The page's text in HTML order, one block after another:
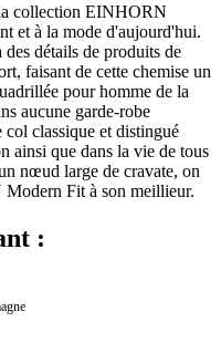
collection EINHORN
et à la mode d'aujourd'hui.
détails de produits de
faisant de cette chemise un
pour homme de la
aucune garde-robe
col classique et distingué
ainsi que dans la vie de tous
nœud large de cravate, on
Fit à son meillieur.
: